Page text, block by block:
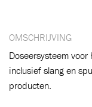
OMSCHRIJVING
Doseersysteem
inclusief slang en
producten.